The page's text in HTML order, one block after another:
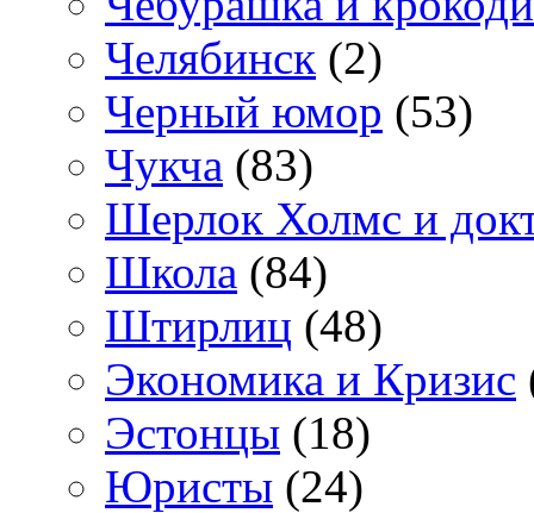
Челябинск (2)
Черный юмор (53)
Чукча (83)
Шерлок Холмс и
Школа (84)
Штирлиц (48)
Экономика и Кризис
Эстонцы (18)
Юристы (24)